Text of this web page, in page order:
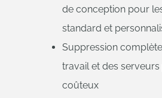
de conception pour
standard et
Suppression
travail et des
coûteux